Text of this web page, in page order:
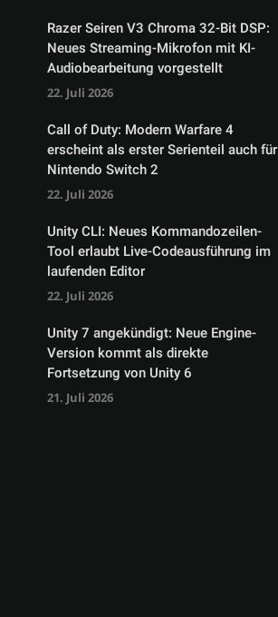
Razer Seiren V3 Chroma 32-Bit DSP:
Neues Streaming-Mikrofon mit KI-
Audiobearbeitung vorgestellt
22. Juli 2026
Call of Duty: Modern Warfare 4
erscheint als erster Serienteil auch für
Nintendo Switch 2
22. Juli 2026
Unity CLI: Neues Kommandozeilen-
Tool erlaubt Live-Codeausführung im
laufenden Editor
22. Juli 2026
Unity 7 angekündigt: Neue Engine-
Version kommt als direkte
Fortsetzung von Unity 6
21. Juli 2026